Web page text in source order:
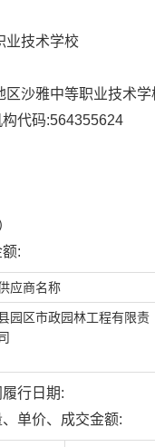
业技术学校
区沙雅中等职业技术
代码:564355624
:
应商名称
园区市政园林工程有限责
行日期:
单价、成交金额: